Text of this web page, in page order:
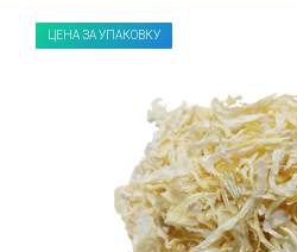
ЦЕНА ЗА УПАКОВКУ